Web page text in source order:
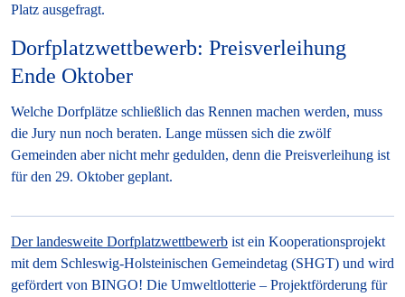
Platz ausgefragt.
Dorfplatzwettbewerb: Preisverleihung
Ende Oktober
Welche Dorfplätze schließlich das Rennen machen werden, muss
die Jury nun noch beraten. Lange müssen sich die zwölf
Gemeinden aber nicht mehr gedulden, denn die Preisverleihung ist
für den 29. Oktober geplant.
Der landesweite Dorfplatzwettbewerb ist ein Kooperationsprojekt
mit dem Schleswig-Holsteinischen Gemeindetag (SHGT) und wird
gefördert von BINGO! Die Umweltlotterie – Projektförderung für